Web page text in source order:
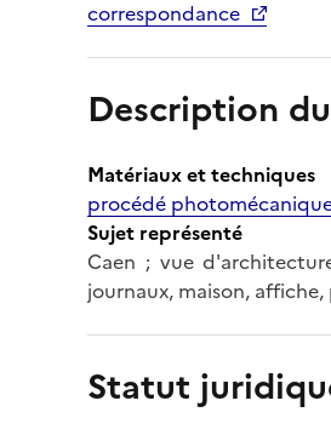
correspondance
Description
Matériaux et techniques
procédé
Sujet représenté
Caen ; vue
journaux, maison,
Statut